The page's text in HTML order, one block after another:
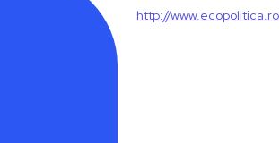
http://www.ecopolitica.ro